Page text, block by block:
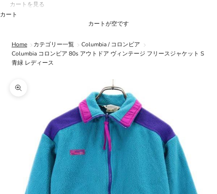
カートを見る
カート
カートが空です
Home カテゴリー一覧
Columbia / コロンビア
Columbia コロンビア 80s アウトドア ヴィンテージ フリースジャケット S
青緑 レディース
ズームイン